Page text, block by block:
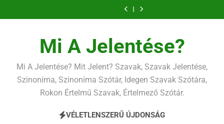
a
Mi A Jelentése?
Mi A Jelentése? Mit Jelent? Szavak, Szavak Jelentése,
Szinoníma, Szinoníma Szótár, Idegen Szavak Szótára,
Rokon Értelmű Szavak, Értelmező Szótár.
VÉLETLENSZERŰ ÚJDONSÁG